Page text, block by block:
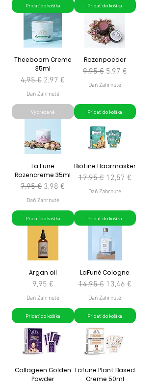
Pridať do košíka Pridať do košíka
Theeboom Creme
35ml
Normálna cena
4,95 € Zľavnená cena
2,97 €
Daň Zahrnuté
Vypredané
Rozenpoeder
Normálna cena
9,95 € Zľavnená cena
5,97 €
Daň Zahrnuté
Pridať do košíka
La Fune
Rozencreme 35ml
Normálna cena
7,95 € Zľavnená cena
3,98 €
Daň Zahrnuté
Pridať do košíka
Biotine Haarmasker
Normálna cena
17,95 € Zľavnená cena
12,57 €
Daň Zahrnuté
Pridať do košíka
Argan oil
Cena
9,95 €
Daň Zahrnuté
Pridať do košíka
LaFuné Cologne
Normálna cena
14,95 € Zľavnená cena
13,46 €
Daň Zahrnuté
Pridať do košíka
Collageen Golden
Powder
Lafune Plant Based
Creme 50ml